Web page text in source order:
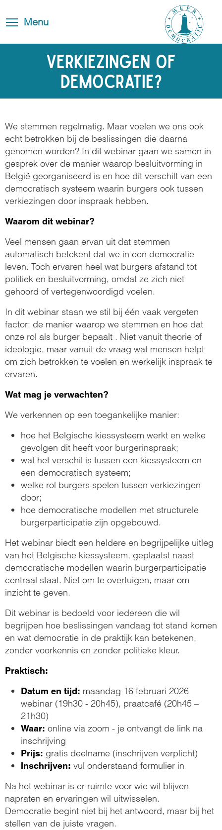
en
de
Toggle
navigation
Menu
Verkiezingen of
Democratie?
We stemmen regelmatig. Maar voelen we ons ook
echt betrokken bij de beslissingen die daarna
genomen worden? In dit webinar gaan we samen in
gesprek over de manier waarop besluitvorming in
België georganiseerd is en hoe dit verschilt van een
democratisch systeem waarin burgers ook tussen
verkiezingen door inspraak hebben.
Waarom dit webinar?
Veel mensen gaan ervan uit dat stemmen
automatisch betekent dat we in een democratie
leven. Toch ervaren heel wat burgers afstand tot
politiek en besluitvorming, omdat ze zich niet
gehoord of vertegenwoordigd voelen.
In dit webinar staan we stil bij één vaak vergeten
factor: de manier waarop we stemmen en hoe dat
onze rol als burger bepaalt . Niet vanuit theorie of
ideologie, maar vanuit de vraag wat mensen helpt
om zich betrokken te voelen en werkelijk inspraak te
ervaren.
Wat mag je verwachten?
We verkennen op een toegankelijke manier:
hoe het Belgische kiessysteem werkt en welke
gevolgen dit heeft voor burgerinspraak;
wat het verschil is tussen een kiessysteem en
een democratisch systeem;
welke rol burgers spelen tussen verkiezingen
door;
hoe democratische modellen met structurele
burgerparticipatie zijn opgebouwd.
Het webinar biedt een heldere en begrijpelijke uitleg
van het Belgische kiessysteem, geplaatst naast
democratische modellen waarin burgerparticipatie
centraal staat. Niet om te overtuigen, maar om
inzicht te geven.
Dit webinar is bedoeld voor iedereen die wil
begrijpen hoe beslissingen vandaag tot stand komen
en wat democratie in de praktijk kan betekenen,
zonder voorkennis en zonder politieke kleur.
Praktisch:
Datum en tijd: maandag 16 februari 2026
webinar (19h30 - 20h45), praatcafé (20h45 –
21h30)
Waar: online via zoom - je ontvangt de link na
inschrijving
Prijs: gratis deelname (inschrijven verplicht)
Inschrijven: vul onderstaand formulier in
Na het webinar is er ruimte voor wie wil blijven
napraten en ervaringen wil uitwisselen.
Democratie begint niet bij het antwoord, maar bij het
stellen van de juiste vragen.